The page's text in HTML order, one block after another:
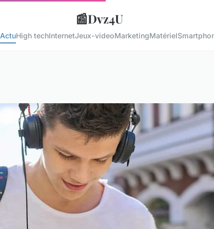
📰Dvz4U
ActuHigh techInternetJeux-videoMarketingMatériel